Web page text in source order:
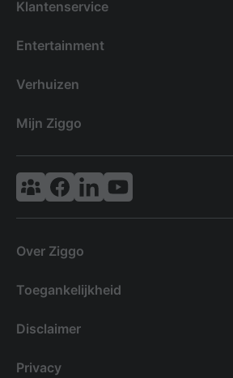
Klantenservice
Entertainment
Verhuizen
Mijn Ziggo
Vodafone & Ziggo Community
Ziggo Facebook
VodafoneZiggo LinkedIn
Ziggo YouTube
Over Ziggo
Toegankelijkheid
Disclaimer
Privacy